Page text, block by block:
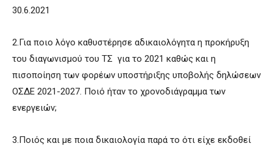
30.6.2021
2.Για ποιο λόγο καθυστέρησε αδικαιολόγητα η προκήρυξη
του διαγωνισμού του ΤΣ για το 2021 καθώς και η
πισοποίηση των φορέων υποστήριξης υποβολής δηλώσεων
ΟΣΔΕ 2021-2027. Ποιό ήταν το χρονοδιάγραμμα των
ενεργειών;
3.Ποιός και με ποια δικαιολογία παρά το ότι είχε εκδοθεί